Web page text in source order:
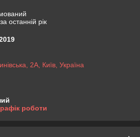
останній рік
2А, Київ, Україна
роботи